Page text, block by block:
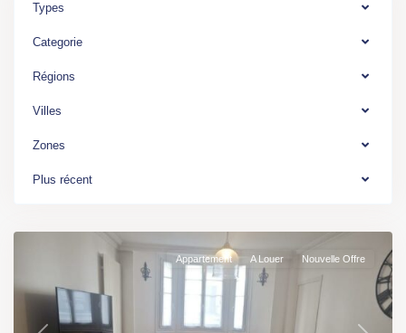
Types
Categorie
Régions
Villes
Zones
Plus récent
Ile
France
1,
RER
Appartement A Louer Nouvelle Offre